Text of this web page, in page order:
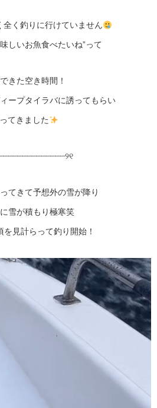
全く釣りに行けていません
しいお魚食べたいね”って
きた空き時間！
ープタイラバに誘ってもらい
てきました
てきて予想外の雪が降り
雪が積もり極寒笑
を見計らって釣り開始！